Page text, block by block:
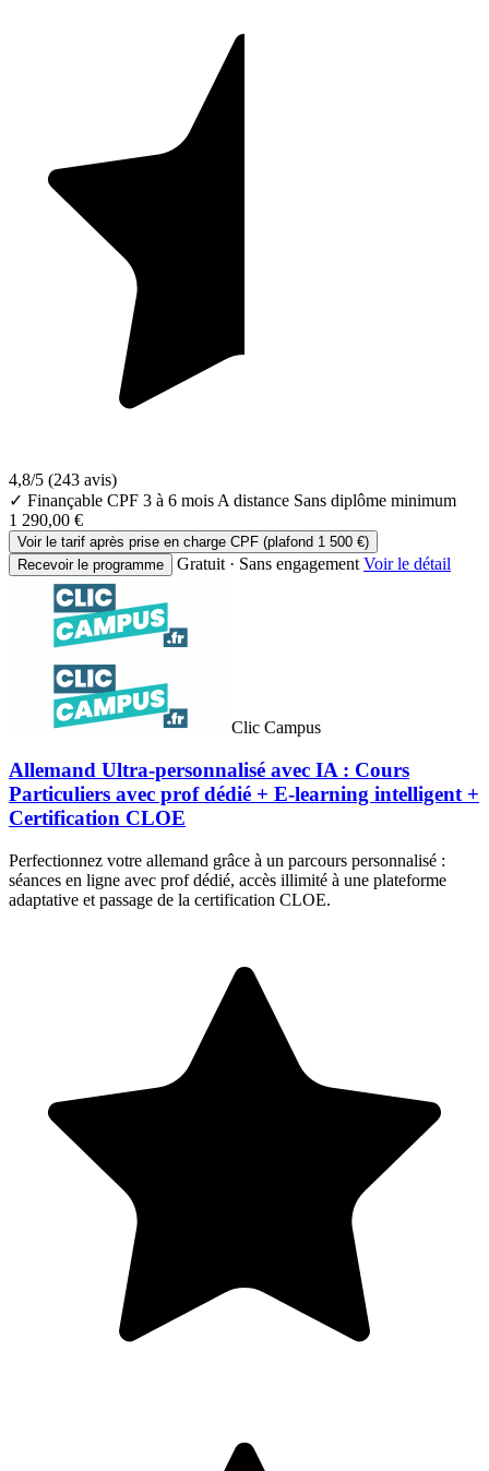
4,8/5 (243 avis)
✓ Finançable CPF 3 à 6 mois A distance Sans diplôme minimum
1 290,00 €
Voir le tarif après prise en charge CPF (plafond 1 500 €)
Recevoir le programme
Gratuit · Sans engagement Voir le détail
Clic Campus
Allemand Ultra-personnalisé avec IA : Cours
Particuliers avec prof dédié + E-learning intelligent +
Certification CLOE
Perfectionnez votre allemand grâce à un parcours personnalisé :
séances en ligne avec prof dédié, accès illimité à une plateforme
adaptative et passage de la certification CLOE.